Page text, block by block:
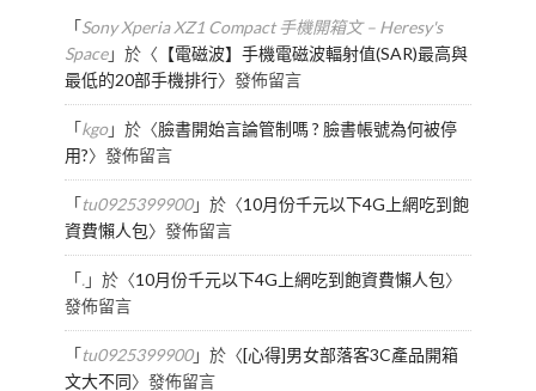
「Sony Xperia XZ1 Compact 手機開箱文 – Heresy's
Space」於〈 【電磁波】手機電磁波輻射值(SAR)最高與
最低的20部手機排行〉發佈留言
「kgo」於〈臉書開始言論管制嗎 ? 臉書帳號為何被停
用?〉發佈留言
「tu0925399900」於〈10月份千元以下4G上網吃到飽
資費懶人包〉發佈留言
「.」於〈10月份千元以下4G上網吃到飽資費懶人包〉
發佈留言
「tu0925399900」於〈[心得]男女部落客3C產品開箱
文大不同〉發佈留言